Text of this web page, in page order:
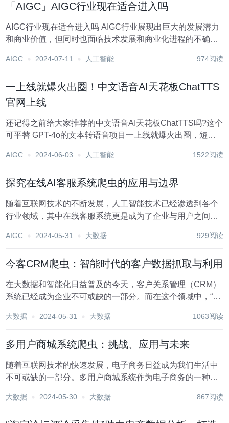
「AIGC」AIGC行业现在适合进入吗
AIGC行业现在适合进入吗 AIGC行业展现出巨大的发展潜力
和商业价值，但同时也面临技术发展和商业化进程的不确定
趣，并且愿意适应行业的快速变化，现在可能是进入该行业
AIGC 2024-07-11 人工智能 974阅读
一上线就爆火出圈！中文语音AI天花板ChatTTS
官网上线
还记得之前给大家推荐的中文语音AI天花板ChatTTS吗?这个
可平替 GPT-4o的文本转语音项目一上线就爆火出圈，短短
ChatTTS正式上线了官网，所有用户都可以直接在线体验
AIGC 2024-06-03 人工智能 1522阅读
探究在线AI客服系统爬虫的应用与边界
随着互联网技术的不断发展，人工智能技术已经渗透到各个
行业领域，其中在线客服系统更是成为了企业与用户之间沟
展，在线AI客服系统也逐渐崭露头角，成为了引领客户服务
AIGC 2024-05-31 大数据 929阅读
今客CRM爬虫：智能时代的客户数据抓取与利用
在大数据和智能化日益普及的今天，客户关系管理（CRM）
系统已经成为企业不可或缺的一部分。而在这个领域中，“今
多企业的青睐。然而，随着市场竞争的加剧，如何更有效地
大数据 2024-05-31 大数据 1063阅读
多用户商城系统爬虫：挑战、应用与未来
随着互联网技术的快速发展，电子商务日益成为我们生活中
不可或缺的一部分。多用户商城系统作为电子商务的一种重
家提供了广阔的销售渠道。然而，在这个蓬勃发展的市场
大数据 2024-05-30 大数据 867阅读